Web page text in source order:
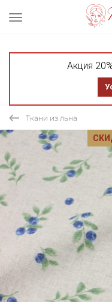
Акция
Ткани из льна